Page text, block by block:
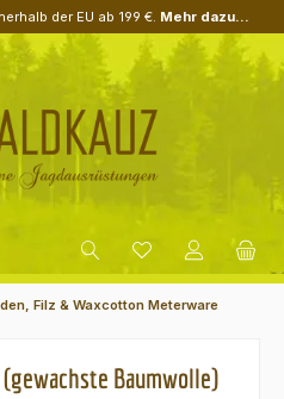
der EU ab 199 €. Mehr dazu...
Filz & Waxcotton Meterware
Baumwolle)